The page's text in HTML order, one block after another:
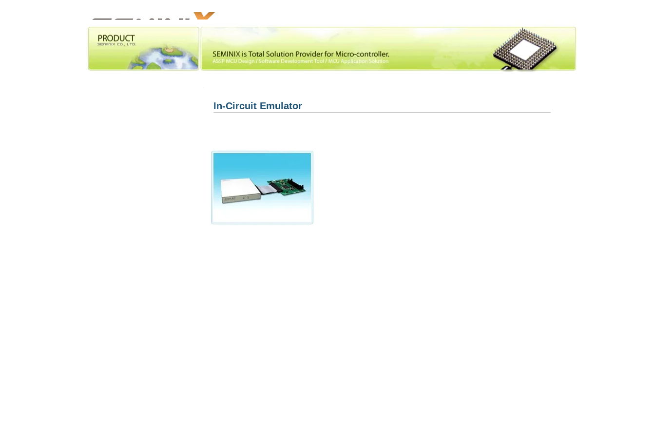
​회사소개
COMPANY
제품​소개
PRODUCT
기술자료
TECHNIQUE INFO
고객지원
SUPPORT
In-Circuit Emulator